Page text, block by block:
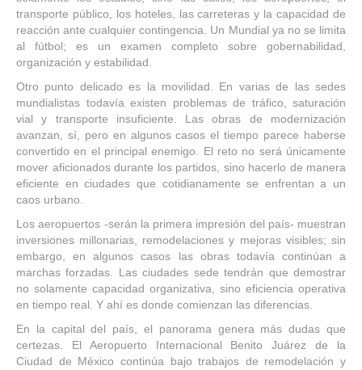
transporte público, los hoteles, las carreteras y la capacidad de
reacción ante cualquier contingencia. Un Mundial ya no se limita
al fútbol; es un examen completo sobre gobernabilidad,
organización y estabilidad.
Otro punto delicado es la movilidad. En varias de las sedes
mundialistas todavía existen problemas de tráfico, saturación
vial y transporte insuficiente. Las obras de modernización
avanzan, sí, pero en algunos casos el tiempo parece haberse
convertido en el principal enemigo. El reto no será únicamente
mover aficionados durante los partidos, sino hacerlo de manera
eficiente en ciudades que cotidianamente se enfrentan a un
caos urbano.
Los aeropuertos -serán la primera impresión del país- muestran
inversiones millonarias, remodelaciones y mejoras visibles; sin
embargo, en algunos casos las obras todavía continúan a
marchas forzadas. Las ciudades sede tendrán que demostrar
no solamente capacidad organizativa, sino eficiencia operativa
en tiempo real. Y ahí es donde comienzan las diferencias.
En la capital del país, el panorama genera más dudas que
certezas. El Aeropuerto Internacional Benito Juárez de la
Ciudad de México continúa bajo trabajos de remodelación y